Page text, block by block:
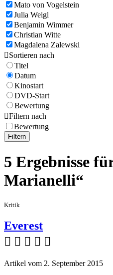
Mato von Vogelstein
Julia Weigl
Benjamin Wimmer
Christian Witte
Magdalena Zalewski
Sortieren nach
Titel
Datum
Kinostart
DVD-Start
Bewertung
Filtern nach
Bewertung
Filtern
5 Ergebnisse
Marianelli“
Kritik
Everest
    
Artikel vom 2. September 2015